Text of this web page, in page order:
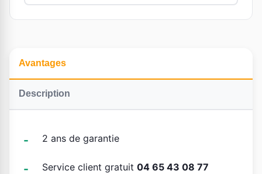
Avantages
Description
2 ans de garantie
Service client gratuit 04 65 43 08 77